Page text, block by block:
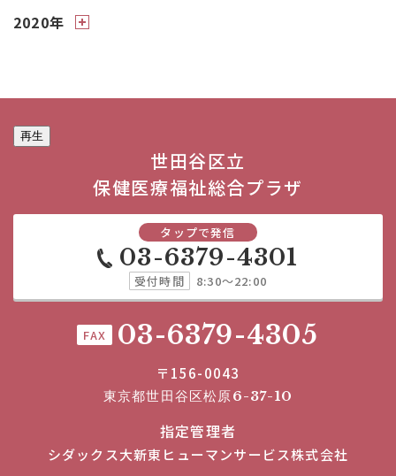
2020年
再生
世田谷区立
保健医療福祉総合プラザ
タップで発信
03-6379-4301
受付時間 8:30～22:00
FAX 03-6379-4305
〒156-0043
東京都世田谷区松原6-37-10
指定管理者
シダックス大新東ヒューマンサービス株式会社